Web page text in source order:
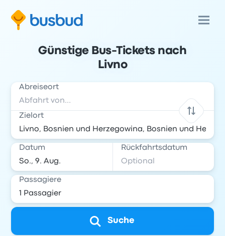
Günstige Bus-Tickets nach
Livno
Abreiseort
Zielort
Datum Rückfahrtsdatum
Passagiere
Suche